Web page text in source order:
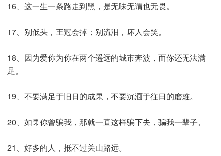
16、这一生一条路走到黑，是无味无谓也无畏。
17、别低头，王冠会掉；别流泪，坏人会笑。
18、因为爱你为你在两个遥远的城市奔波，而你还无法满
足。
19、不要满足于旧日的成果，不要沉湎于往日的磨难。
20、如果你曾骗我，那就一直这样骗下去，骗我一辈子。
21、好多的人，抵不过关山路远。